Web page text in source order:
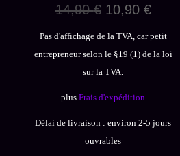
14,90€ Le
initial
était :
14,90 €.
10,90 €Le
actuel
est :
Pas d'affichage de la TVA, car petit
entrepreneur selon le §19 (1) de la loi
sur la TVA.
plusFrais d'expédition
Délai de livraison :environ 2-5 jours
ouvrables